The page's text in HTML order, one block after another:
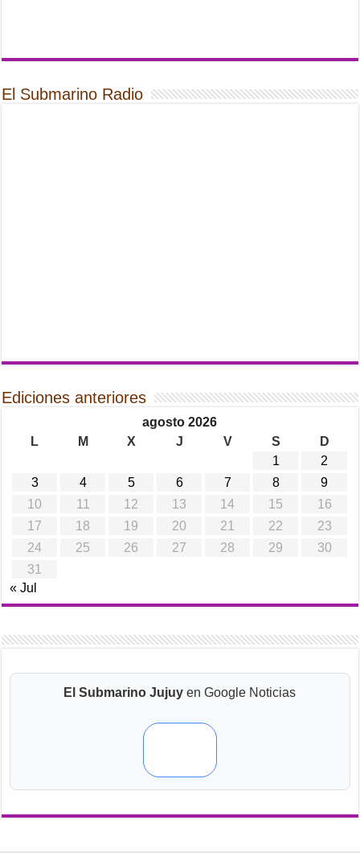
El Submarino Radio
Ediciones anteriores
agosto 2026
L
M X J V S
D
1
2
3
4 5 6 7 8
9
10
11 12 13 14 15
16
17
18 19 20 21 22
23
24
25 26 27 28 29
30
31
« Jul
El Submarino Jujuy en Google Noticias